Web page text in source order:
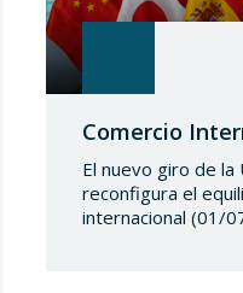
Comercio
El nuevo giro de la
reconfigura el
internacional (01/